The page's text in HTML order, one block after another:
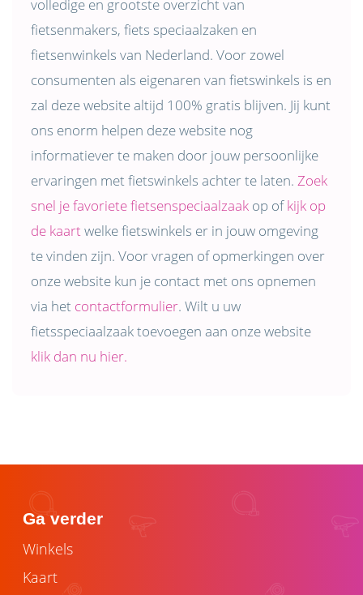
volledige en grootste overzicht van
fietsenmakers, fiets speciaalzaken en
fietsenwinkels van Nederland. Voor zowel
consumenten als eigenaren van fietswinkels is en
zal deze website altijd 100% gratis blijven. Jij kunt
ons enorm helpen deze website nog
informatiever te maken door jouw persoonlijke
ervaringen met fietswinkels achter te laten. Zoek
snel je favoriete fietsenspeciaalzaakop ofkijk op
de kaartwelke fietswinkels er in jouw omgeving
te vinden zijn. Voor vragen of opmerkingen over
onze website kun je contact met ons opnemen
via het contactformulier. Wilt u uw
fietsspeciaalzaak toevoegen aan onze website
klik dan nu hier.
Ga verder
Winkels
Kaart